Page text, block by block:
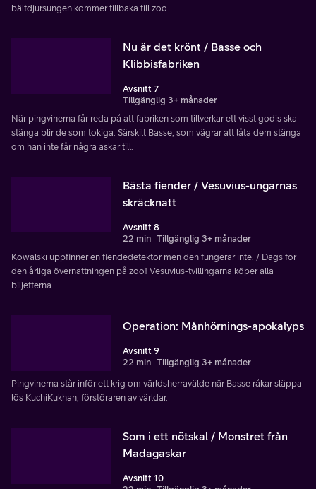
bältdjursungen kommer tillbaka till zoo.
Nu är det krönt / Basse och
Klibbisfabriken
Avsnitt 7
Tillgänglig 3+ månader
När pingvinerna får reda på att fabriken som tillverkar ett visst godis ska
stänga blir de som tokiga. Särskilt Basse, som vägrar att låta dem stänga
om han inte får några askar till.
Bästa fiender / Vesuvius-ungarnas
skräcknatt
Avsnitt 8
22 min Tillgänglig 3+ månader
Kowalski uppfinner en fiendedetektor men den fungerar inte. / Dags för
den årliga övernattningen på zoo! Vesuvius-tvillingarna köper alla
biljetterna.
Operation: Månhörnings-apokalyps
Avsnitt 9
22 min Tillgänglig 3+ månader
Pingvinerna står inför ett krig om världsherravälde när Basse råkar släppa
lös KuchiKukhan, förstöraren av världar.
Som i ett nötskal / Monstret från
Madagaskar
Avsnitt 10